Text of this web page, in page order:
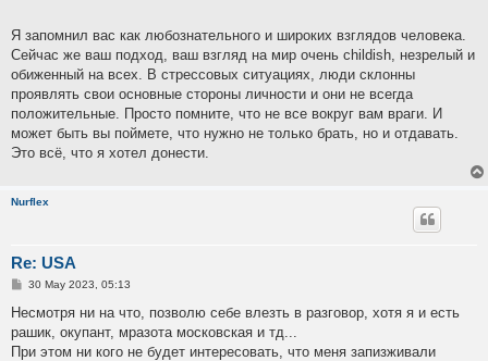
Я запомнил вас как любознательного и широких взглядов человека.
Сейчас же ваш подход, ваш взгляд на мир очень childish, незрелый и
обиженный на всех. В стрессовых ситуациях, люди склонны
проявлять свои основные стороны личности и они не всегда
положительные. Просто помните, что не все вокруг вам враги. И
может быть вы поймете, что нужно не только брать, но и отдавать.
Это всё, что я хотел донести.
Nurflex
Re: USA
P
s
30 May 2023, 05:13
Несмотря ни на что, позволю себе влезть в разговор, хотя я и есть
рашик, окупант, мразота московская и тд...
При этом ни кого не будет интересовать, что меня запизживали